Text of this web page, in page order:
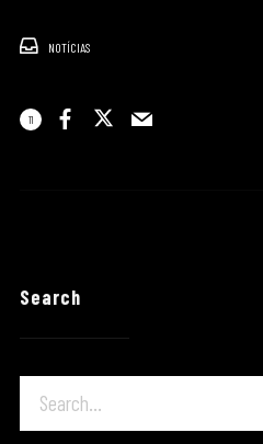
NOTÍCIAS
11
Search